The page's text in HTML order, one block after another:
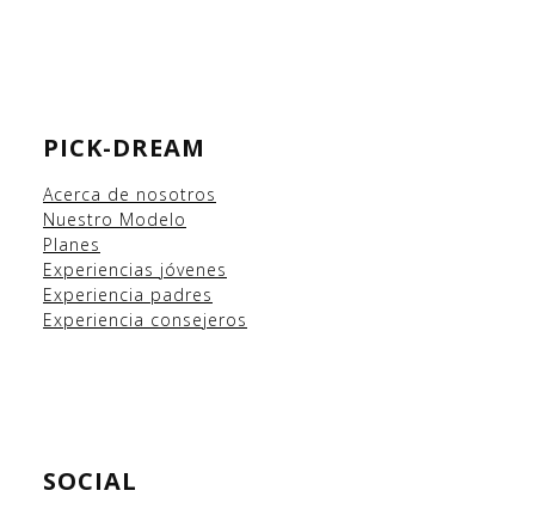
PICK-DREAM
Acerca de nosotros
Nuestro Modelo
Planes
Experiencias jóvenes
Experiencia padres
Experiencia consejeros
SOCIAL